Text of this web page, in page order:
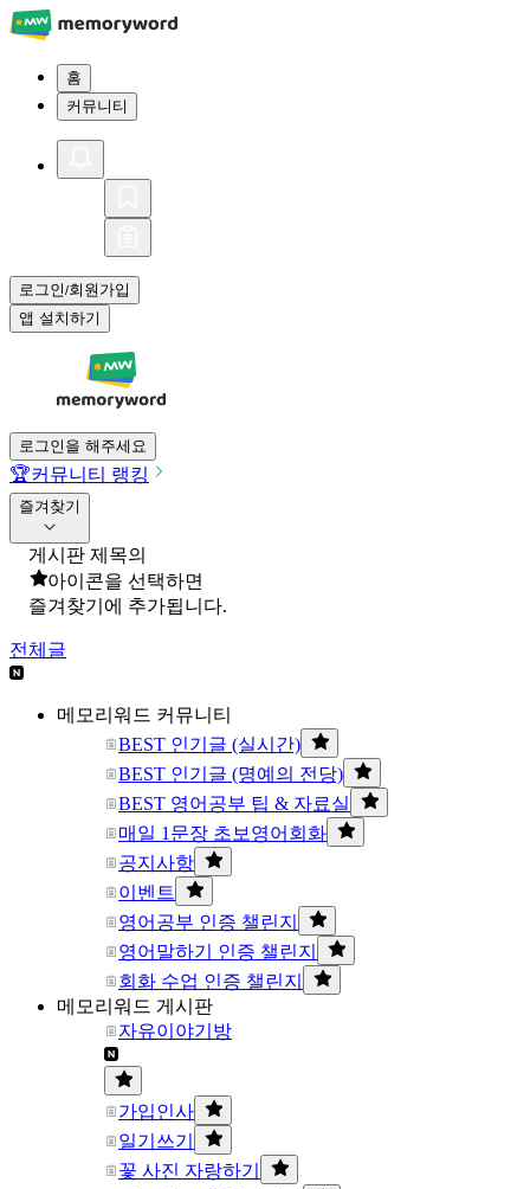
홈
커뮤니티
로그인/회원가입
앱 설치하기
로그인을 해주세요
🏆커뮤니티 랭킹
즐겨찾기
게시판 제목의
아이콘을 선택하면
즐겨찾기에 추가됩니다.
전체글
메모리워드 커뮤니티
BEST 인기글 (실시간)
BEST 인기글 (명예의 전당)
BEST 영어공부 팁 & 자료실
매일 1문장 초보영어회화
공지사항
이벤트
영어공부 인증 챌린지
영어말하기 인증 챌린지
회화 수업 인증 챌린지
메모리워드 게시판
자유이야기방
가입인사
일기쓰기
꽃 사진 자랑하기